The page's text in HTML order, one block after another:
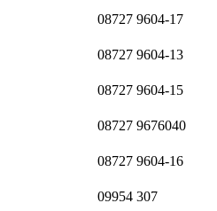
08727 9604-17
08727 9604-13
08727 9604-15
08727 9676040
08727 9604-16
09954 307